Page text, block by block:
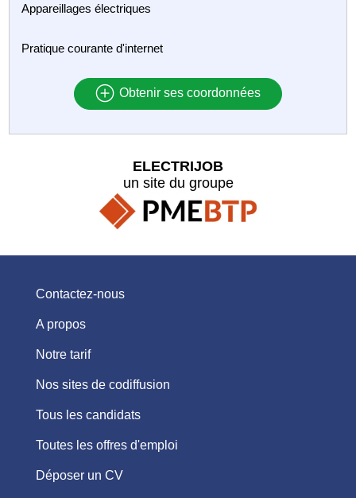
Appareillages électriques
Pratique courante d'internet
Obtenir ses coordonnées
ELECTRIJOB
un site du groupe
Contactez-nous
A propos
Notre tarif
Nos sites de codiffusion
Tous les candidats
Toutes les offres d'emploi
Déposer un CV